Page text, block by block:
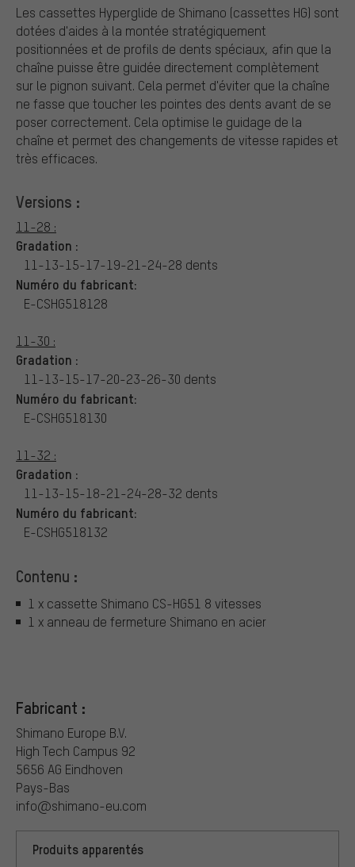
Les cassettes Hyperglide de Shimano (cassettes HG) sont
dotées d'aides à la montée stratégiquement
positionnées et de profils de dents spéciaux, afin que la
chaîne puisse être guidée directement complètement
sur le pignon suivant. Cela permet d'éviter que la chaîne
ne fasse que toucher les pointes des dents avant de se
poser correctement. Cela optimise le guidage de la
chaîne et permet des changements de vitesse rapides et
très efficaces.
Versions :
11-28 :
Gradation :
11-13-15-17-19-21-24-28 dents
Numéro du fabricant:
E-CSHG518128
11-30 :
Gradation :
11-13-15-17-20-23-26-30 dents
Numéro du fabricant:
E-CSHG518130
11-32 :
Gradation :
11-13-15-18-21-24-28-32 dents
Numéro du fabricant:
E-CSHG518132
Contenu :
1 x cassette Shimano CS-HG51 8 vitesses
1 x anneau de fermeture Shimano en acier
Fabricant :
Shimano Europe B.V.
High Tech Campus 92
5656 AG Eindhoven
Pays-Bas
info@shimano-eu.com
Produits apparentés